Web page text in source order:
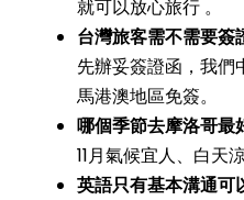
就可以放心旅行 。
台灣旅客需不需要簽
先辦妥簽證函，我們
馬港澳地區免簽。
哪個季節去摩洛哥最
11月氣候宜人、白天
英語只有基本溝通可